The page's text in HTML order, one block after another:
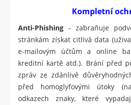
Kompletní
Anti-Phishing - zabraňuje
stránkám získat citlivá data
e-mailovým účtům a online
kreditní kartě atd.). Brání před
zpráv ze zdánlivě
před homoglyfovými útoky
odkazech znaky, které